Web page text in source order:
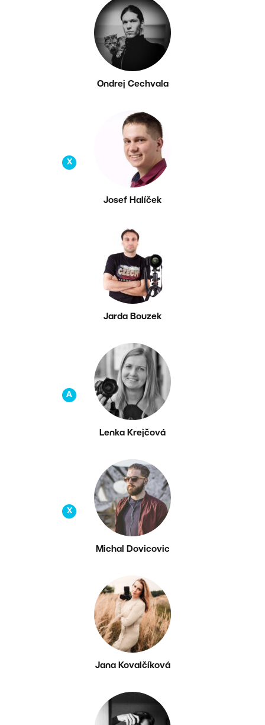
Ondrej Cechvala
X
Josef Halíček
Jarda Bouzek
A
Lenka Krejčová
X
Michal Dovicovic
Jana Kovalčíková